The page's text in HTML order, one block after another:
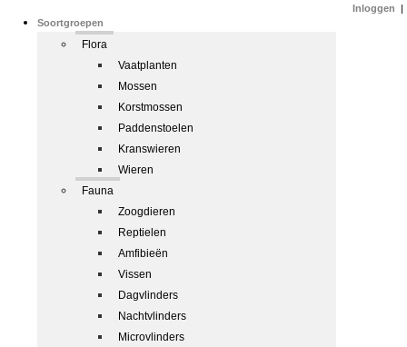
Soortgroepen
Flora
Vaatplanten
Mossen
Korstmossen
Paddenstoelen
Kranswieren
Wieren
Fauna
Zoogdieren
Reptielen
Amfibieën
Vissen
Dagvlinders
Nachtvlinders
Microvlinders
Inloggen |